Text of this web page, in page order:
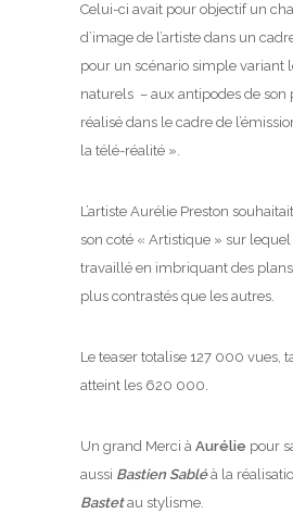
Celui-ci avait pour objectif un
d’image de l’artiste dans un
pour un scénario simple variant
naturels – aux antipodes de
réalisé dans le cadre de
la télé-réalité ».
L’artiste Aurélie Preston
son coté « Artistique » sur
travaillé en imbriquant des
plus contrastés que les autres.
Le teaser totalise 127 000 vues,
atteint les 620 000.
Un grand Merci à Aurélie pour
aussi Bastien Sabléà la
Bastetau stylisme.